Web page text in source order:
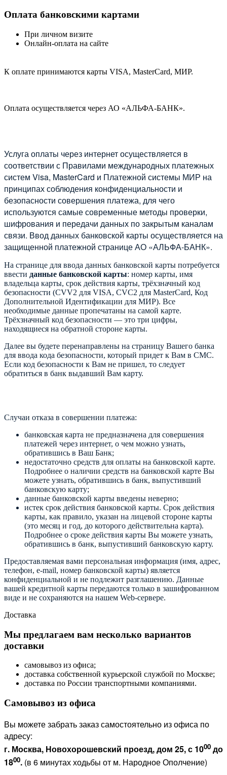
Оплата банковскими картами
При личном визите
Онлайн-оплата на сайте
К оплате принимаются карты VISA, MasterCard, МИР.
Оплата осуществляется через АО «АЛЬФА-БАНК».
Услуга оплаты через интернет осуществляется в
соответствии с Правилами международных платежных
систем Visa, MasterCard и Платежной системы МИР на
принципах соблюдения конфиденциальности и
безопасности совершения платежа, для чего
используются самые современные методы проверки,
шифрования и передачи данных по закрытым каналам
связи. Ввод данных банковской карты осуществляется на
защищенной платежной странице АО «АЛЬФА-БАНК».
На странице для ввода данных банковской карты потребуется
ввести данные банковской карты: номер карты, имя
владельца карты, срок действия карты, трёхзначный код
безопасности (CVV2 для VISA, CVC2 для MasterCard, Код
Дополнительной Идентификации для МИР). Все
необходимые данные пропечатаны на самой карте.
Трёхзначный код безопасности — это три цифры,
находящиеся на обратной стороне карты.
Далее вы будете перенаправлены на страницу Вашего банка
для ввода кода безопасности, который придет к Вам в СМС.
Если код безопасности к Вам не пришел, то следует
обратиться в банк выдавший Вам карту.
Случаи отказа в совершении платежа:
банковская карта не предназначена для совершения
платежей через интернет, о чем можно узнать,
обратившись в Ваш Банк;
недостаточно средств для оплаты на банковской карте.
Подробнее о наличии средств на банковской карте Вы
можете узнать, обратившись в банк, выпустивший
банковскую карту;
данные банковской карты введены неверно;
истек срок действия банковской карты. Срок действия
карты, как правило, указан на лицевой стороне карты
(это месяц и год, до которого действительна карта).
Подробнее о сроке действия карты Вы можете узнать,
обратившись в банк, выпустивший банковскую карту.
Предоставляемая вами персональная информация (имя, адрес,
телефон, e-mail, номер банковской карты) является
конфиденциальной и не подлежит разглашению. Данные
вашей кредитной карты передаются только в зашифрованном
виде и не сохраняются на нашем Web-сервере.
Доставка
Мы предлагаем вам несколько вариантов
доставки
самовывоз из офиса;
доставка собственной курьерской службой по Москве;
доставка по России транспортными компаниями.
Самовывоз из офиса
Вы можете забрать заказ самостоятельно из офиса по
адресу:
г. Москва, Новохорошевский проезд, дом 25, с 1000 до
1800. (в 6 минутах ходьбы от м. Народное Ополчение)